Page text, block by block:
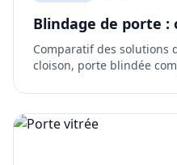
Blindage de porte
Comparatif des solutions
cloison, porte blindée